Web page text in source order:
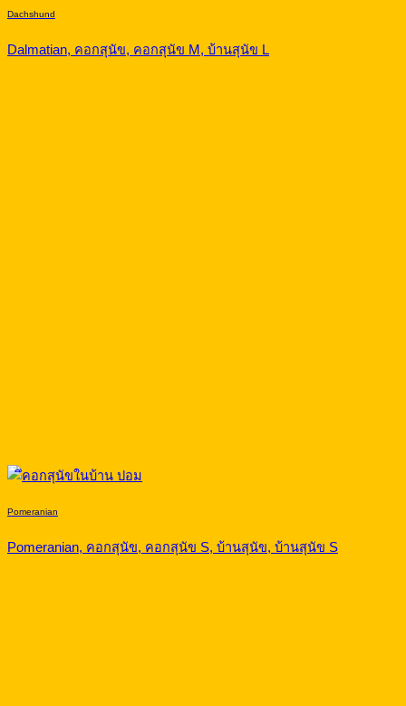
Dachshund
Dalmatian, คอกสุนัข, คอกสุนัข M, บ้านสุนัข L
Pomeranian
Pomeranian, คอกสุนัข, คอกสุนัข S, บ้านสุนัข, บ้านสุนัข S